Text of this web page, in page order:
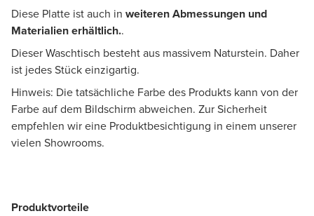
Diese Platte ist auch in weiteren Abmessungen und
Materialien erhältlich..
Dieser Waschtisch besteht aus massivem Naturstein. Daher
ist jedes Stück einzigartig.
Hinweis: Die tatsächliche Farbe des Produkts kann von der
Farbe auf dem Bildschirm abweichen. Zur Sicherheit
empfehlen wir eine Produktbesichtigung in einem unserer
vielen Showrooms.
Produktvorteile